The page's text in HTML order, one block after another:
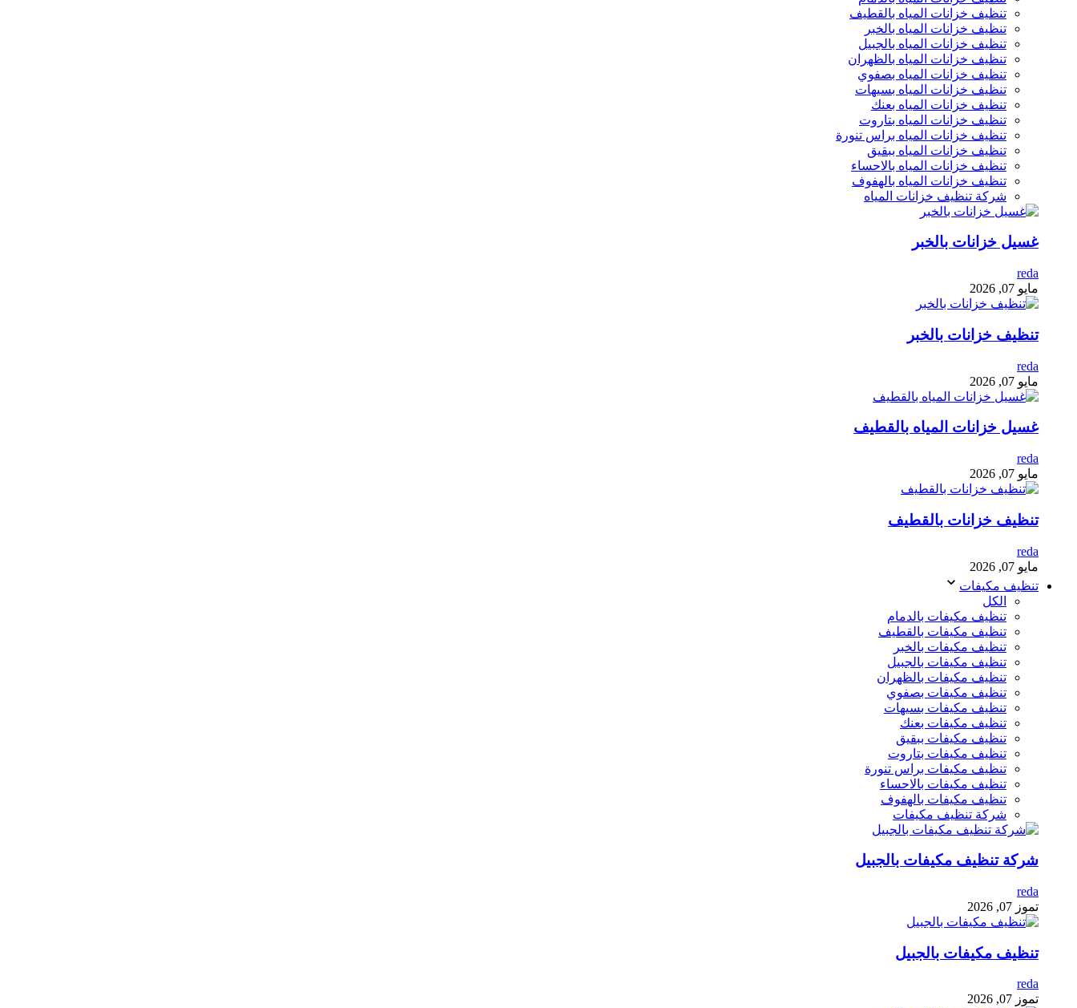
تنظيف خزانات المياه بالقطيف
تنظيف خزانات المياه بالخبر
تنظيف خزانات المياه بالجبيل
تنظيف خزانات المياه بالظهران
تنظيف خزانات المياه بصفوي
تنظيف خزانات المياه بسيهات
تنظيف خزانات المياه بعنك
تنظيف خزانات المياه بتاروت
تنظيف خزانات المياه براس تنورة
تنظيف خزانات المياه ببقيق
تنظيف خزانات المياه بالاحساء
تنظيف خزانات المياه بالهفوف
شركة تنظيف خزانات المياه
غسيل خزانات بالخبر
reda
مايو 07, 2026
تنظيف خزانات بالخبر
reda
مايو 07, 2026
غسيل خزانات المياه بالقطيف
reda
مايو 07, 2026
تنظيف خزانات بالقطيف
reda
مايو 07, 2026
تنظيف مكيفات
الكل
تنظيف مكيفات بالدمام
تنظيف مكيفات بالقطيف
تنظيف مكيفات بالخبر
تنظيف مكيفات بالجبيل
تنظيف مكيفات بالظهران
تنظيف مكيفات بصفوي
تنظيف مكيفات بسيهات
تنظيف مكيفات بعنك
تنظيف مكيفات ببقيق
تنظيف مكيفات بتاروت
تنظيف مكيفات براس تنورة
تنظيف مكيفات بالاحساء
تنظيف مكيفات بالهفوف
شركة تنظيف مكيفات
شركة تنظيف مكيفات بالجبيل
reda
تموز 07, 2026
تنظيف مكيفات بالجبيل
reda
تموز 07, 2026